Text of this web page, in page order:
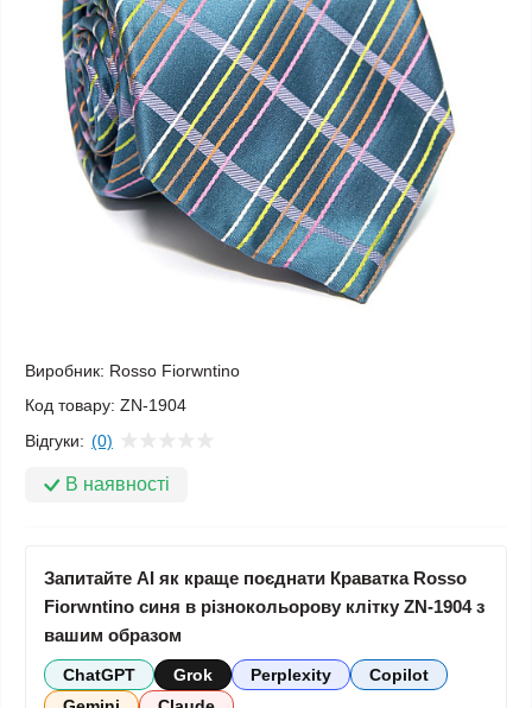
Виробник: Rosso Fiorwntino
Код товару: ZN-1904
Відгуки: (0)
В наявності
Запитайте AI як краще поєднати Краватка Rosso
Fiorwntino синя в різнокольорову клітку ZN-1904 з
вашим образом
ChatGPT Grok Perplexity
Copilot